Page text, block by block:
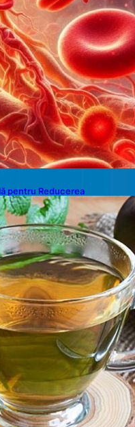
pentru Reducerea
Somnului